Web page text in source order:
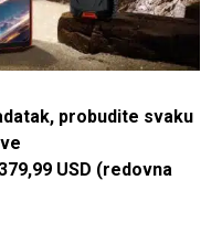
probudite svaku
USD (redovna